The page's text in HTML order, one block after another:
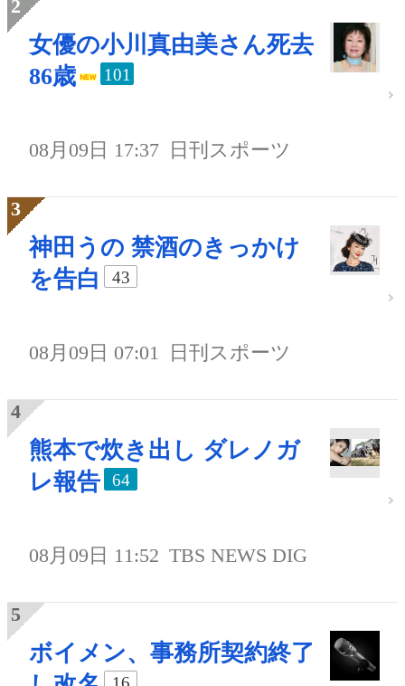
女優の小川真由美さん死去
86歳
101
08月09日 17:37 日刊スポーツ
神田うの 禁酒のきっかけ
を告白
43
08月09日 07:01 日刊スポーツ
熊本で炊き出し ダレノガ
レ報告
64
08月09日 11:52 TBS NEWS DIG
ボイメン、事務所契約終了